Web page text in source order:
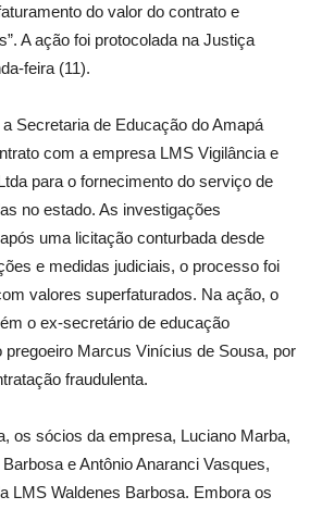
do valor do contrato e
A ação foi protocolada na Justiça
feira (11).
Secretaria de Educação do Amapá
com a empresa LMS Vigilância e
para o fornecimento do serviço de
no estado. As investigações
uma licitação conturbada desde
e medidas judiciais, o processo foi
valores superfaturados. Na ação, o
o ex-secretário de educação
pregoeiro Marcus Vinícius de Sousa, por
fraudulenta.
os sócios da empresa, Luciano Marba,
e Antônio Anaranci Vasques,
LMS Waldenes Barbosa. Embora os